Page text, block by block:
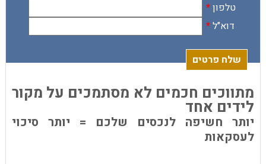
טלפון*
דוא"ל*
שלח פרטים
מתווכים חכמים לא מסתמכים על מקור
לידים אחד
יותר חשיפה לנכסים שלכם = יותר סיכוי
לעסקאות